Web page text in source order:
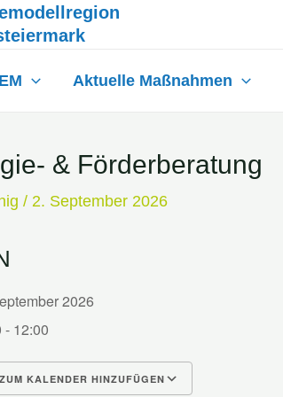
Aktuelle Maßnahmen
& Förderberatung
/ 2. September 2026
2026
- 12:00
ZUM KALENDER HINZUFÜGEN